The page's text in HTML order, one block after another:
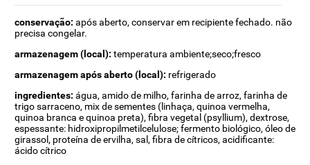
conservação: após aberto, conservar em recipiente fechado. não
precisa congelar.
armazenagem (local): temperatura ambiente;seco;fresco
armazenagem após aberto (local): refrigerado
ingredientes: água, amido de milho, farinha de arroz, farinha de
trigo sarraceno, mix de sementes (linhaça, quinoa vermelha,
quinoa branca e quinoa preta), fibra vegetal (psyllium), dextrose,
espessante: hidroxipropilmetilcelulose; fermento biológico, óleo de
girassol, proteína de ervilha, sal, fibra de cítricos, acidificante:
ácido cítrico